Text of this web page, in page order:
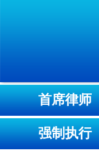
首席律师
强制执行